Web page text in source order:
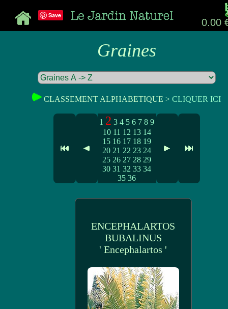
0.00
Save
Graines
CLASSEMENT ALPHABETIQUE > CLIQUER ICI
1 2 3 4 5 6 7 8 9
10 11 12 13 14
15 16 17 18 19
20 21 22 23 24
25 26 27 28 29
30 31 32 33 34
35 36
ENCEPHALARTOS
BUBALINUS
' Encephalartos '